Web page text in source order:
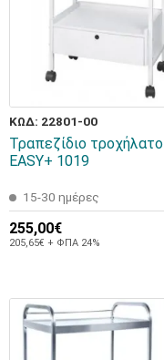
ΚΩΔ: 22801-00
Τραπεζίδιο τροχήλατο
EASY+ 1019
15-30 ημέρες
255,00€
205,65€ + ΦΠΑ 24%